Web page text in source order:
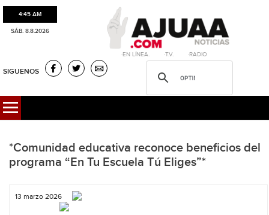
4:45 AM
SÁB. 8.8.2026
·EN LÍNEA. ·T.V. ·RADIO
SIGUENOS
*Comunidad educativa reconoce beneficios del
programa “En Tu Escuela Tú Eliges”*
13 marzo 2026